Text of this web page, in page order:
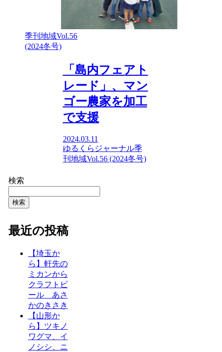
季刊地域Vol.56
(2024冬号)
「島内フェアト
レード」、マン
ゴー農家を加工
で支援
2024.03.11
ゆるくらジャーナル季
刊地域Vol.56 (2024冬号)
検索
検索
最近の投稿
【埼玉か
ら】軒先の
ミカンから
クラフトビ
ール あさ
かのきさき
【山形か
ら】ツキノ
ワグマ、イ
ノシシ、ニ